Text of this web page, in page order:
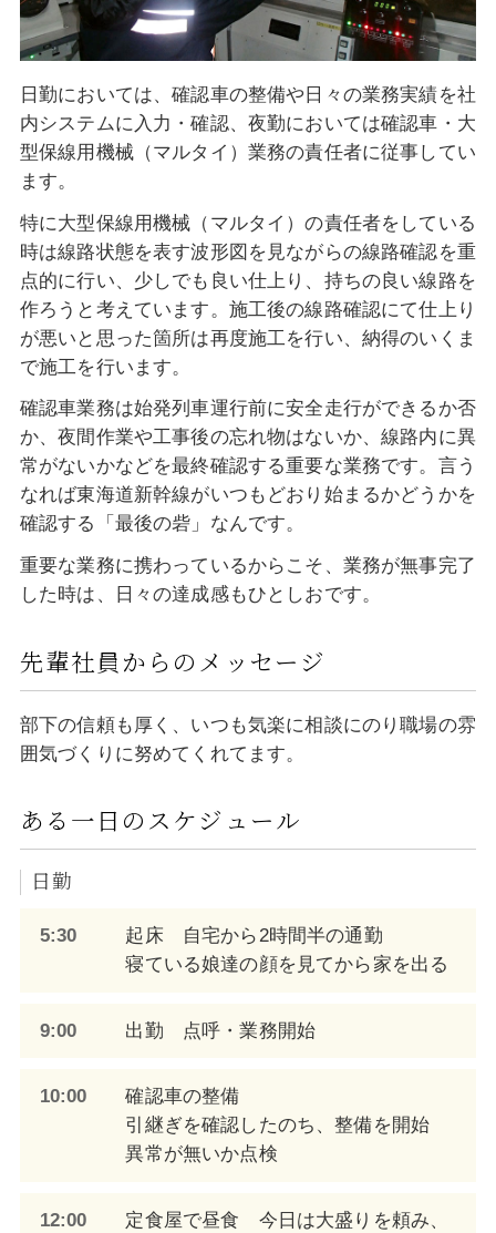
日勤においては、確認車の整備や日々の業務実績を社
内システムに入力・確認、夜勤においては確認車・大
型保線用機械（マルタイ）業務の責任者に従事してい
ます。
特に大型保線用機械（マルタイ）の責任者をしている
時は線路状態を表す波形図を見ながらの線路確認を重
点的に行い、少しでも良い仕上り、持ちの良い線路を
作ろうと考えています。施工後の線路確認にて仕上り
が悪いと思った箇所は再度施工を行い、納得のいくま
で施工を行います。
確認車業務は始発列車運行前に安全走行ができるか否
か、夜間作業や工事後の忘れ物はないか、線路内に異
常がないかなどを最終確認する重要な業務です。言う
なれば東海道新幹線がいつもどおり始まるかどうかを
確認する「最後の砦」なんです。
重要な業務に携わっているからこそ、業務が無事完了
した時は、日々の達成感もひとしおです。
先輩社員からのメッセージ
部下の信頼も厚く、いつも気楽に相談にのり職場の雰
囲気づくりに努めてくれてます。
ある一日のスケジュール
日勤
5:30
起床 自宅から2時間半の通勤
寝ている娘達の顔を見てから家を出る
9:00 出勤 点呼・業務開始
10:00
確認車の整備
引継ぎを確認したのち、整備を開始
異常が無いか点検
12:00
定食屋で昼食 今日は大盛りを頼み、